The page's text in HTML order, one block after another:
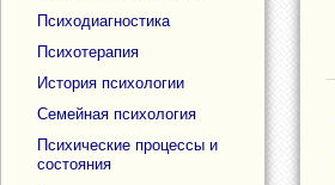
Психодиагностика
Психотерапия
История психологии
Семейная психология
Психические процессы и
состояния